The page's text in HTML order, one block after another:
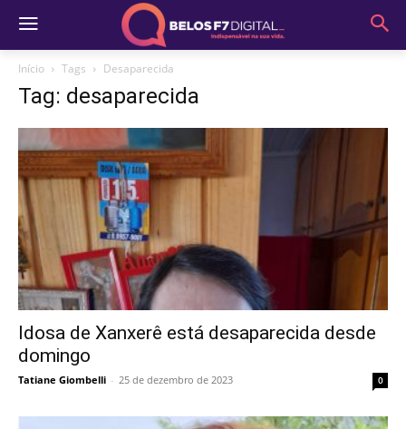
Início Tags Desaparecida
Tag: desaparecida
Idosa de Xanxerê está desaparecida desde
domingo
Tatiane Giombelli - 25 de dezembro de 2023 0